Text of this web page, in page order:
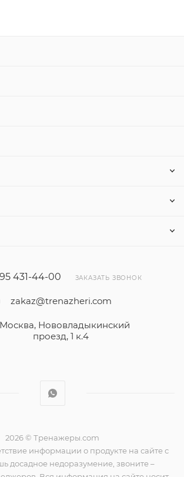
431-44-00 ЗАКАЗАТЬ ЗВОНОК
zakaz@trenazheri.com
Москва, Нововладыкинский
проезд, 1 к.4
2026 © Тренажеры.com
информации о продукте на сайте с
досадное недоразумение, звоните –